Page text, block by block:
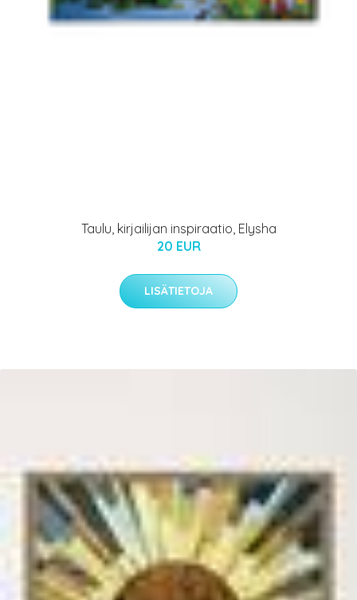
Taulu, kirjailijan inspiraatio, Elysha
20 EUR
LISÄTIETOJA